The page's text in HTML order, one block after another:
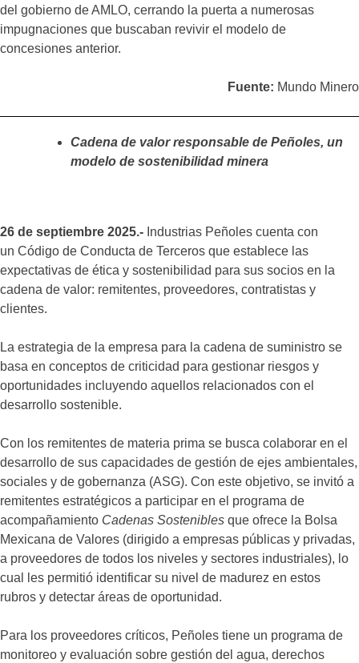
del gobierno de AMLO, cerrando la puerta a numerosas
impugnaciones que buscaban revivir el modelo de
concesiones anterior.
Fuente: Mundo Minero
Cadena de valor responsable de Peñoles, un
modelo de sostenibilidad minera
26 de septiembre 2025.- Industrias Peñoles cuenta con
un Código de Conducta de Terceros que establece las
expectativas de ética y sostenibilidad para sus socios en la
cadena de valor: remitentes, proveedores, contratistas y
clientes.
La estrategia de la empresa para la cadena de suministro se
basa en conceptos de criticidad para gestionar riesgos y
oportunidades incluyendo aquellos relacionados con el
desarrollo sostenible.
Con los remitentes de materia prima se busca colaborar en el
desarrollo de sus capacidades de gestión de ejes ambientales,
sociales y de gobernanza (ASG). Con este objetivo, se invitó a
remitentes estratégicos a participar en el programa de
acompañamiento Cadenas Sostenibles que ofrece la Bolsa
Mexicana de Valores (dirigido a empresas públicas y privadas,
a proveedores de todos los niveles y sectores industriales), lo
cual les permitió identificar su nivel de madurez en estos
rubros y detectar áreas de oportunidad.
Para los proveedores críticos, Peñoles tiene un programa de
monitoreo y evaluación sobre gestión del agua, derechos